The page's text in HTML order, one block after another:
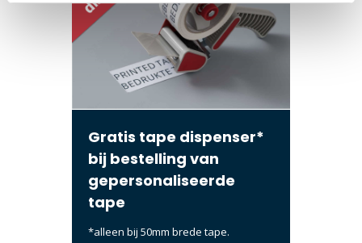
Gratis tape dispenser*
bij bestelling van
gepersonaliseerde
tape
*alleen bij 50mm brede tape.